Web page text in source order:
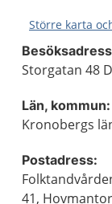
Större karta
Storgatan 48
Län, kommun:
Kronobergs
Postadress:
41,